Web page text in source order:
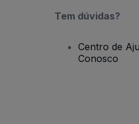
Tem dúvidas?
Centro de
Conosco